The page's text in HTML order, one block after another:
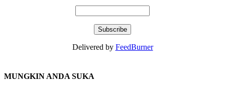
Delivered by FeedBurner
MUNGKIN ANDA SUKA